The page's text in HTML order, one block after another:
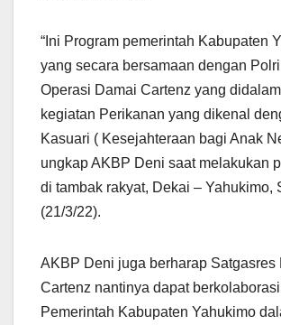
“Ini Program pemerintah Kabupaten
yang secara bersamaan dengan
Operasi Damai Cartenz yang
kegiatan Perikanan yang dikenal
Kasuari ( Kesejahteraan bagi Anak
ungkap AKBP Deni saat melakukan
di tambak rakyat, Dekai – Yahukimo,
(21/3/22).
AKBP Deni juga berharap Satgasres
Cartenz nantinya dapat
Pemerintah Kabupaten Yahukimo